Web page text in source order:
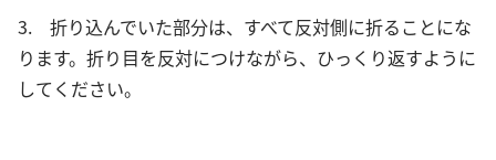
3. 折り込んでいた部分は、すべて反対側に折ることにな
ります。折り目を反対につけながら、ひっくり返すように
してください。